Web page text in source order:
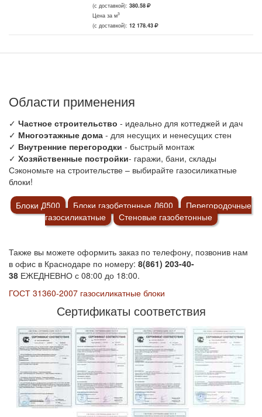
(с доставкой): 380.58
Цена за м3
(с доставкой): 12 178.43
Области применения
✓ Частное строительство - идеально для коттеджей и дач
✓ Многоэтажные дома - для несущих и ненесущих стен
✓ Внутренние перегородки - быстрый монтаж
✓ Хозяйственные постройки- гаражи, бани, склады
Сэкономьте на строительстве – выбирайте газосиликатные
блоки!
Блоки Д500
Блоки газобетонные Д600
Перегородочные
газосиликатные
Стеновые газобетонные
Также вы можете оформить заказ по телефону, позвонив нам
в офис в Краснодаре по номеру: 8(861) 203-40-
38 ЕЖЕДНЕВНО с 08:00 до 18:00.
ГОСТ 31360-2007 газосиликатные блоки
Сертификаты соответствия